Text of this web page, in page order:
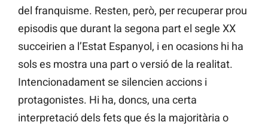
del franquisme. Resten, però, per recuperar prou
episodis que durant la segona part el segle XX
succeirien a l’Estat Espanyol, i en ocasions hi ha
sols es mostra una part o versió de la realitat.
Intencionadament se silencien accions i
protagonistes. Hi ha, doncs, una certa
interpretació dels fets que és la majoritària o